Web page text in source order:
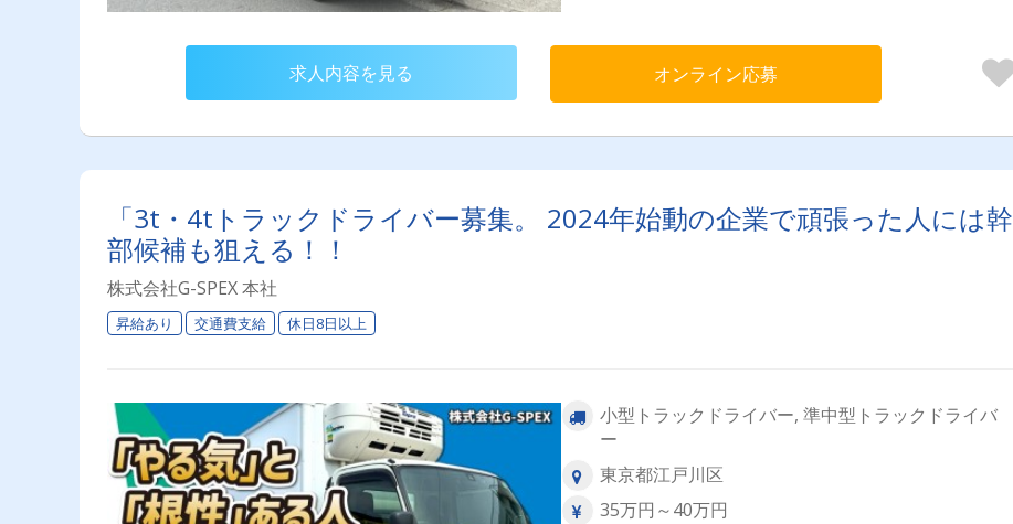
や、海外引越メインの丁寧な梱包スキル。・オフィス移転のノウハ
【1日の流れ（例）】07:00 出社・現場へ出発09:00 現場到着・引越作
業15:00 帰社・翌日の準備16:00 退社（1日1件のため、16時定時で退社
求人内容を見る オンライン応募
「3t・4tトラックドライバー募集。 2024年始動の企業で頑張った人には幹
部候補も狙える！！
株式会社G-SPEX 本社
昇給あり 交通費支給 休日8日以上
小型トラックドライバー, 準中型トラックドライバ
ー
東京都江戸川区
35万円～40万円